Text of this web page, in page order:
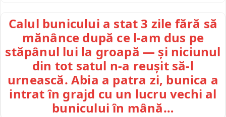
Calul bunicului a stat 3 zile fără să
mănânce după ce l-am dus pe
stăpânul lui la groapă — și niciunul
din tot satul n-a reușit să-l
urnească. Abia a patra zi, bunica a
intrat în grajd cu un lucru vechi al
bunicului în mână…